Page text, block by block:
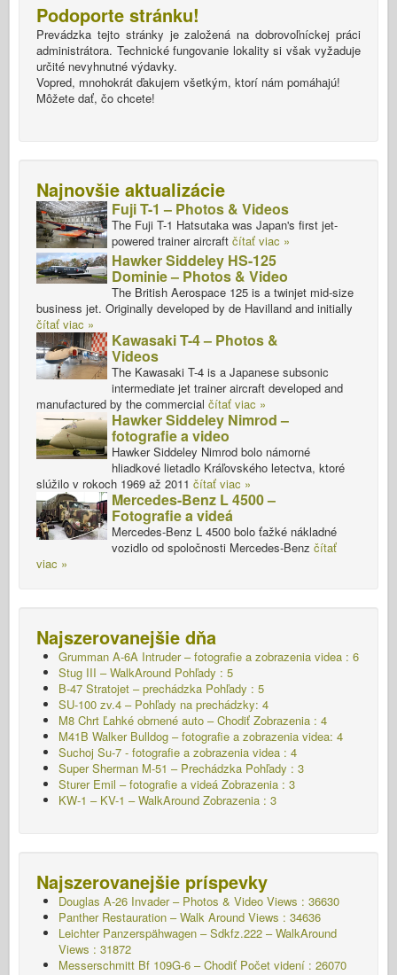
Podoporte stránku!
Prevádzka tejto stránky je založená na dobrovoľníckej práci
administrátora. Technické fungovanie lokality si však vyžaduje
určité nevyhnutné výdavky.
Vopred, mnohokrát ďakujem všetkým, ktorí nám pomáhajú!
Môžete dať, čo chcete!
Najnovšie aktualizácie
Fuji T-1 – Photos & Videos
The Fuji T-1 Hatsutaka was Japan's first jet-
powered trainer aircraft čítať viac »
Hawker Siddeley HS-125
Dominie – Photos & Video
The British Aerospace 125 is a twinjet mid-size
business jet. Originally developed by de Havilland and initially
čítať viac »
Kawasaki T-4 – Photos &
Videos
The Kawasaki T-4 is a Japanese subsonic
intermediate jet trainer aircraft developed and
manufactured by the commercial čítať viac »
Hawker Siddeley Nimrod –
fotografie a video
Hawker Siddeley Nimrod bolo námorné
hliadkové lietadlo Kráľovského letectva, ktoré
slúžilo v rokoch 1969 až 2011 čítať viac »
Mercedes-Benz L 4500 –
Fotografie a videá
Mercedes-Benz L 4500 bolo ťažké nákladné
vozidlo od spoločnosti Mercedes-Benz čítať
viac »
Najszerovanejšie dňa
Grumman A-6A Intruder – fotografie a zobrazenia videa : 6
Stug III – WalkAround Pohľady : 5
B-47 Stratojet – prechádzka Pohľady : 5
SU-100 zv.4 – Pohľady na prechádzky: 4
M8 Chrt Ľahké obrnené auto – Chodiť Zobrazenia : 4
M41B Walker Bulldog – fotografie a zobrazenia videa: 4
Suchoj Su-7 - fotografie a zobrazenia videa : 4
Super Sherman M-51 – Prechádzka Pohľady : 3
Sturer Emil – fotografie a videá Zobrazenia : 3
KW-1 – KV-1 – WalkAround Zobrazenia : 3
Najszerovanejšie príspevky
Douglas A-26 Invader – Photos & Video Views : 36630
Panther Restauration – Walk Around Views : 34636
Leichter Panzerspähwagen – Sdkfz.222 – WalkAround
Views : 31872
Messerschmitt Bf 109G-6 – Chodiť Počet videní : 26070